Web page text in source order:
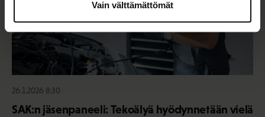
Vain välttämättömät
26.1.2026 8:30
SAK:n jäsenpaneeli: Tekoälyä hyödynnetään vielä